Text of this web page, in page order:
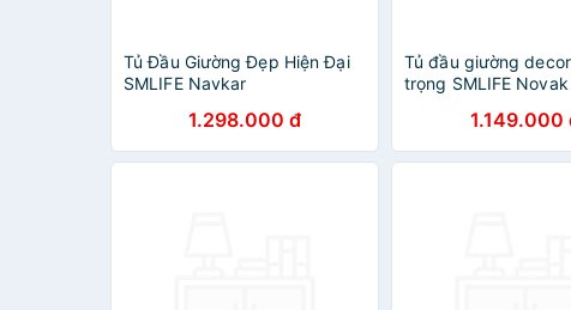
Tủ Đầu Giường Đẹp Hiện Đại
SMLIFE Navkar
1.298.000 đ
Tủ đầu giường
trọng SMLIFE Novak
1.149.000